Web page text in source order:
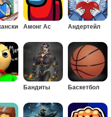
Амонг Ас Андертейл
Бандиты Баскетбол